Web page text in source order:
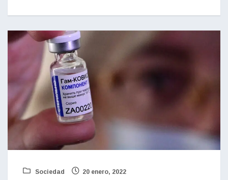
Sociedad 20 enero, 2022